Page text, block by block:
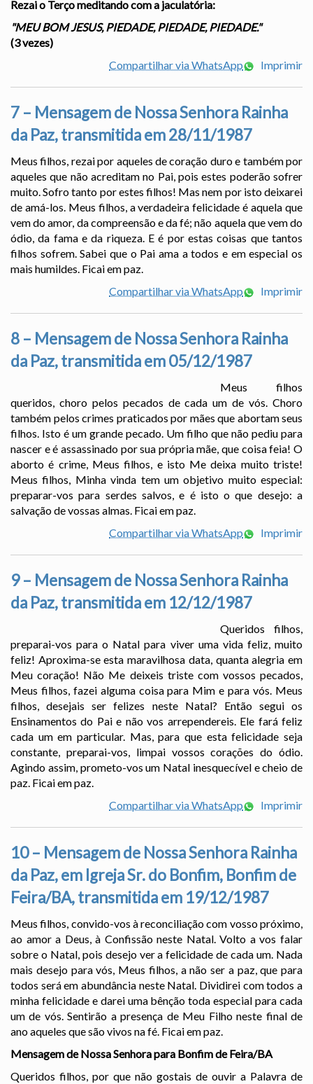
Rezai o Terço meditando com a jaculatória:
"MEU BOM JESUS, PIEDADE, PIEDADE, PIEDADE."
(3 vezes)
Compartilhar via WhatsApp
Imprimir
7 – Mensagem de Nossa Senhora Rainha
da Paz, transmitida em 28/11/1987
Meus filhos, rezai por aqueles de coração duro e também por
aqueles que não acreditam no Pai, pois estes poderão sofrer
muito. Sofro tanto por estes filhos! Mas nem por isto deixarei
de amá-los. Meus filhos, a verdadeira felicidade é aquela que
vem do amor, da compreensão e da fé; não aquela que vem do
ódio, da fama e da riqueza. E é por estas coisas que tantos
filhos sofrem. Sabei que o Pai ama a todos e em especial os
mais humildes. Ficai em paz.
Compartilhar via WhatsApp
Imprimir
8 – Mensagem de Nossa Senhora Rainha
da Paz, transmitida em 05/12/1987
Meus filhos
queridos, choro pelos pecados de cada um de vós. Choro
também pelos crimes praticados por mães que abortam seus
filhos. Isto é um grande pecado. Um filho que não pediu para
nascer e é assassinado por sua própria mãe, que coisa feia! O
aborto é crime, Meus filhos, e isto Me deixa muito triste!
Meus filhos, Minha vinda tem um objetivo muito especial:
preparar-vos para serdes salvos, e é isto o que desejo: a
salvação de vossas almas. Ficai em paz.
Compartilhar via WhatsApp
Imprimir
9 – Mensagem de Nossa Senhora Rainha
da Paz, transmitida em 12/12/1987
Queridos filhos,
preparai-vos para o Natal para viver uma vida feliz, muito
feliz! Aproxima-se esta maravilhosa data, quanta alegria em
Meu coração! Não Me deixeis triste com vossos pecados,
Meus filhos, fazei alguma coisa para Mim e para vós. Meus
filhos, desejais ser felizes neste Natal? Então segui os
Ensinamentos do Pai e não vos arrependereis. Ele fará feliz
cada um em particular. Mas, para que esta felicidade seja
constante, preparai-vos, limpai vossos corações do ódio.
Agindo assim, prometo-vos um Natal inesquecível e cheio de
paz. Ficai em paz.
Compartilhar via WhatsApp
Imprimir
10 – Mensagem de Nossa Senhora Rainha
da Paz, em Igreja Sr. do Bonfim, Bonfim de
Feira/BA, transmitida em 19/12/1987
Meus filhos, convido-vos à reconciliação com vosso próximo,
ao amor a Deus, à Confissão neste Natal. Volto a vos falar
sobre o Natal, pois desejo ver a felicidade de cada um. Nada
mais desejo para vós, Meus filhos, a não ser a paz, que para
todos será em abundância neste Natal. Dividirei com todos a
minha felicidade e darei uma bênção toda especial para cada
um de vós. Sentirão a presença de Meu Filho neste final de
ano aqueles que são vivos na fé. Ficai em paz.
Mensagem de Nossa Senhora para Bonfim de Feira/BA
Queridos filhos, por que não gostais de ouvir a Palavra de